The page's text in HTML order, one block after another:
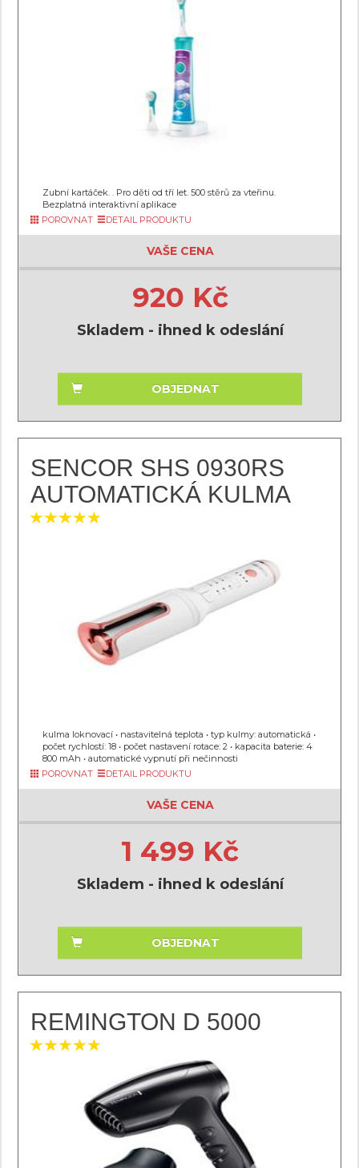
Zubní kartáček. . Pro děti od tří let. 500 stěrů za vteřinu.
Bezplatná interaktivní aplikace
POROVNAT
DETAIL PRODUKTU
VAŠE CENA
920 Kč
Skladem - ihned k odeslání
OBJEDNAT
SENCOR SHS 0930RS
AUTOMATICKÁ KULMA
kulma loknovací • nastavitelná teplota • typ kulmy: automatická •
počet rychlostí: 18 • počet nastavení rotace: 2 • kapacita baterie: 4
800 mAh • automatické vypnutí při nečinnosti
POROVNAT
DETAIL PRODUKTU
VAŠE CENA
1 499 Kč
Skladem - ihned k odeslání
OBJEDNAT
REMINGTON D 5000